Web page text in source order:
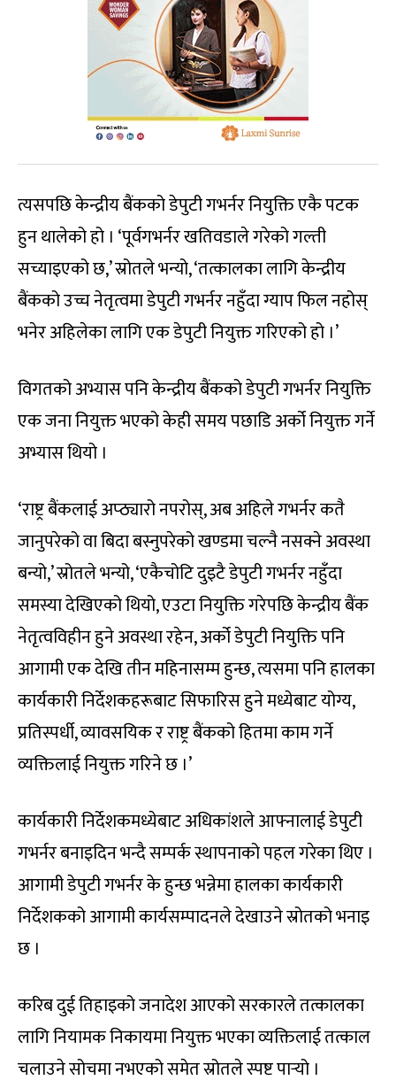
त्यसपछि केन्द्रीय बैंकको डेपुटी गभर्नर नियुक्ति एकै पटक
हुन थालेको हो । ‘पूर्वगभर्नर खतिवडाले गरेको गल्ती
सच्याइएको छ,’ स्रोतले भन्यो, ‘तत्कालका लागि केन्द्रीय
बैंकको उच्च नेतृत्वमा डेपुटी गभर्नर नहुँदा ग्याप फिल नहोस्
भनेर अहिलेका लागि एक डेपुटी नियुक्त गरिएको हो ।’
विगतको अभ्यास पनि केन्द्रीय बैंकको डेपुटी गभर्नर नियुक्ति
एक जना नियुक्त भएको केही समय पछाडि अर्को नियुक्त गर्ने
अभ्यास थियो ।
‘राष्ट्र बैंकलाई अप्ठ्यारो नपरोस्, अब अहिले गभर्नर कतै
जानुपरेको वा बिदा बस्नुपरेको खण्डमा चल्नै नसक्ने अवस्था
बन्यो,’ स्रोतले भन्यो, ‘एकैचोटि दुइटै डेपुटी गभर्नर नहुँदा
समस्या देखिएको थियो, एउटा नियुक्ति गरेपछि केन्द्रीय बैंक
नेतृत्वविहीन हुने अवस्था रहेन, अर्को डेपुटी नियुक्ति पनि
आगामी एक देखि तीन महिनासम्म हुन्छ, त्यसमा पनि हालका
कार्यकारी निर्देशकहरूबाट सिफारिस हुने मध्येबाट योग्य,
प्रतिस्पर्धी, व्यावसयिक र राष्ट्र बैंकको हितमा काम गर्ने
व्यक्तिलाई नियुक्त गरिने छ ।’
कार्यकारी निर्देशकमध्येबाट अधिकांशले आफ्नालाई डेपुटी
गभर्नर बनाइदिन भन्दै सम्पर्क स्थापनाको पहल गरेका थिए ।
आगामी डेपुटी गभर्नर के हुन्छ भन्नेमा हालका कार्यकारी
निर्देशकको आगामी कार्यसम्पादनले देखाउने स्रोतको भनाइ
छ ।
करिब दुई तिहाइको जनादेश आएको सरकारले तत्कालका
लागि नियामक निकायमा नियुक्त भएका व्यक्तिलाई तत्काल
चलाउने सोचमा नभएको समेत स्रोतले स्पष्ट पार्‍यो ।